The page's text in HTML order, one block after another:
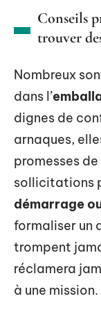
Conseils
trouver
Nombreux
dans l’
dignes de
arnaques,
promesses
sollicitations
démarrage
formaliser un
trompent
réclamera
à une mission.